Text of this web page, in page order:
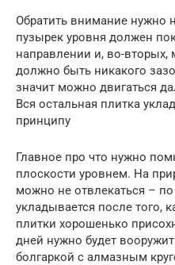
Обратить внимание нужно
пузырек уровня должен
направлении и, во-
должно быть никакого
значит можно двигаться
Вся остальная плитка
принципу
Главное про что нужно
плоскости уровнем. На
можно не отвлекаться –
укладывается после того,
плитки хорошенько
дней нужно будет
болгаркой с алмазным